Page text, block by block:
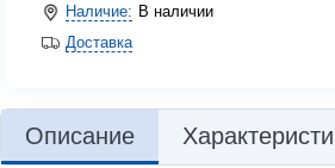
Наличие: В наличии
Доставка
Описание